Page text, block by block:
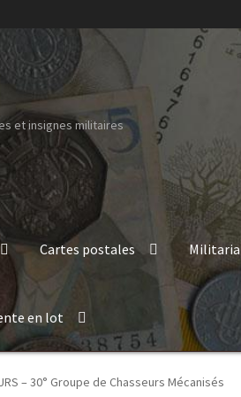
et insignes militaires
Cartes postales Militaria
en lot
– 30° Groupe de Chasseurs Mécanisés